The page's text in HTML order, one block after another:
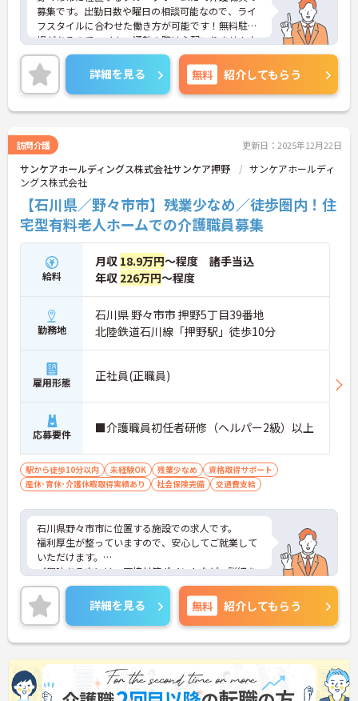
募集です。出勤日数や曜日の相談可能なので、ライ
フスタイルに合わせた働き方が可能です！無料駐車
場があるのでマイカー通勤の際は心配いりません♪
ご興味ある方は面接ポイントをお伝えしますので、
お気軽にご連絡ください。
詳細を見る 無料 紹介してもらう
訪問介護 更新日：2025年12月22日
サンケアホールディングス株式会社サンケア押野
サンケアホールディ
ングス株式会社
【石川県／野々市市】残業少なめ／徒歩圏内！住
宅型有料老人ホームでの介護職員募集
給料
月収 18.9万円～程度 諸手当込
年収 226万円～程度
勤務地
石川県 野々市市 押野5丁目39番地
北陸鉄道石川線「押野駅」徒歩10分
雇用形態 正社員(正職員)
応募要件 ■介護職員初任者研修（ヘルパー2級）以上
駅から徒歩10分以内 未経験OK 残業少なめ
資格取得サポート
産休･育休･介護休暇取得実績あり
社会保険完備 交通費支給
石川県野々市市に位置する施設での求人です。
福利厚生が整っていますので、安心してご就業して
いただけます。
ご興味ある方には、面接対策ポイントなど、詳細を
お話しいたしますのでお気軽にご相談ください。
詳細を見る 無料 紹介してもらう